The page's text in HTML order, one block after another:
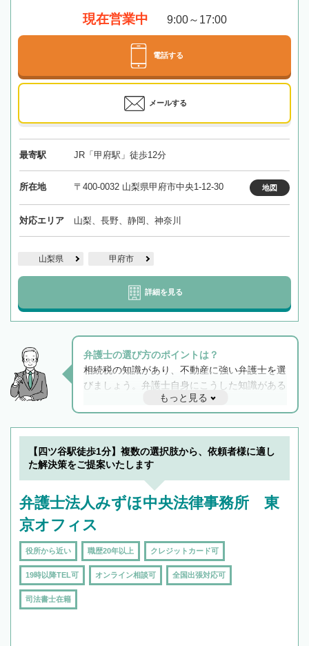
現在営業中 9:00～17:00
電話する
メールする
最寄駅 JR「甲府駅」徒歩12分
所在地 〒400-0032 山梨県甲府市中央1-12-30 地図
対応エリア 山梨、長野、静岡、神奈川
山梨県 甲府市
詳細を見る
弁護士の選び方のポイントは？
相続税の知識があり、不動産に強い弁護士を選
びましょう。弁護士自身にこうした知識がある
と他士業との連携もスムーズに進み、トラブル
解決のみならず相続をトータルで任せることが
できます。また、相続は感情がからむ分野なの
でフィーリングも重要です。実際に電話や面談
で複数の弁護士と会話をしてウマが合う方に依
もっと見る
【四ツ谷駅徒歩1分】複数の選択肢から、依頼者様に適し
た解決策をご提案いたします
弁護士法人みずほ中央法律事務所 東
京オフィス
役所から近い 職歴20年以上 クレジットカード可
19時以降TEL可 オンライン相談可 全国出張対応可
司法書士在籍